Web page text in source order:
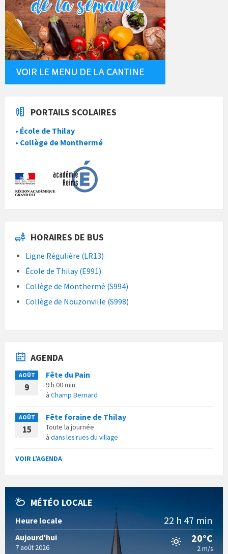
PORTAILS SCOLAIRES
• École de Thilay
• Collège de Monthermé
HORAIRES DE BUS
Ligne Régulière (LR13)
École de Thilay (E991)
Collège de Monthermé (S994)
Collège de Nouzonville (S998)
AGENDA
AOÛT
9
Fête du Pain
9 h 00 min
à Champ Bernard
AOÛT
15
Fête foraine de Thilay
Toute la journée
à dans les rues du village
VOIR L'AGENDA
MÉTÉO LOCALE
Heure locale 22 h 47 min
Aujourd'hui
7 août 2026
20°C
2 m/s